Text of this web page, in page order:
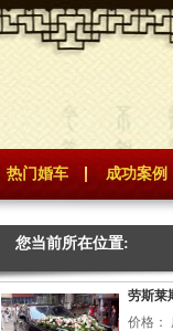
热门婚车 成功案例
您当前所在位置:
劳斯莱
价格：